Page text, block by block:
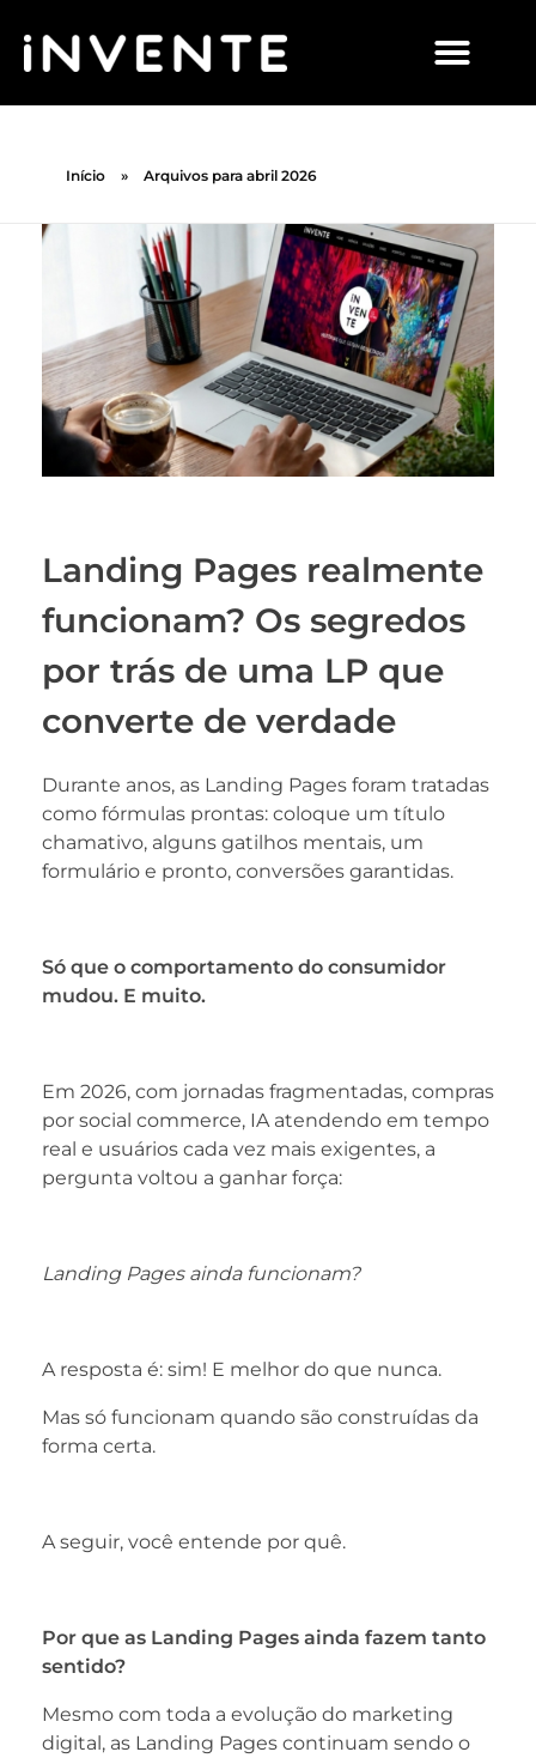
Início » Arquivos para abril 2026
Landing Pages realmente
funcionam? Os segredos
por trás de uma LP que
converte de verdade
Durante anos, as Landing Pages foram tratadas
como fórmulas prontas: coloque um título
chamativo, alguns gatilhos mentais, um
formulário e pronto, conversões garantidas.
Só que o comportamento do consumidor
mudou. E muito.
Em 2026, com jornadas fragmentadas, compras
por social commerce, IA atendendo em tempo
real e usuários cada vez mais exigentes, a
pergunta voltou a ganhar força:
Landing Pages ainda funcionam?
A resposta é: sim! E melhor do que nunca.
Mas só funcionam quando são construídas da
forma certa.
A seguir, você entende por quê.
Por que as Landing Pages ainda fazem tanto
sentido?
Mesmo com toda a evolução do marketing
digital, as Landing Pages continuam sendo o